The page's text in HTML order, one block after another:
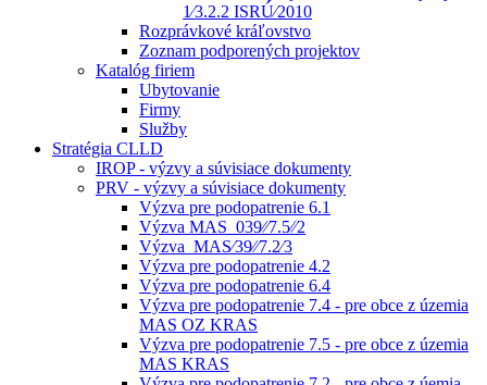
1⁄3.2.2 ISRÚ⁄2010
Rozprávkové kráľovstvo
Zoznam podporených projektov
Katalóg firiem
Ubytovanie
Firmy
Služby
Stratégia CLLD
IROP - výzvy a súvisiace dokumenty
PRV - výzvy a súvisiace dokumenty
Výzva pre podopatrenie 6.1
Výzva MAS_039⁄⁄7.5⁄⁄2
Výzva_MAS⁄39⁄⁄7.2⁄3
Výzva pre podopatrenie 4.2
Výzva pre podopatrenie 6.4
Výzva pre podopatrenie 7.4 - pre obce z územia
MAS OZ KRAS
Výzva pre podopatrenie 7.5 - pre obce z územia
MAS KRAS